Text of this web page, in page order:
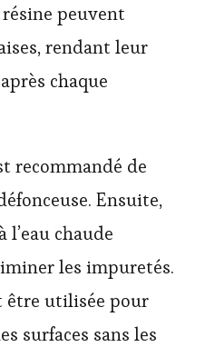
peuvent
rendant leur
chaque
recommandé de
Ensuite,
chaude
les impuretés.
être utilisée pour
surfaces sans les